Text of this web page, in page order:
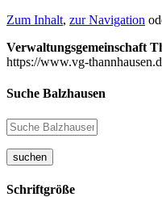
Zum Inhalt, zur Navigation
Verwaltungsgemeinschaft
https://www.vg-
Suche Balzhausen
suchen
Schriftgröße